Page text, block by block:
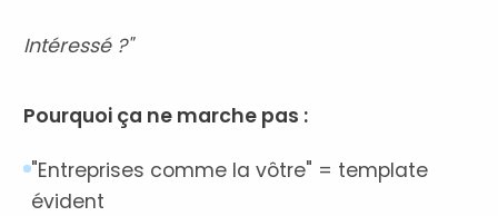
Intéressé ?"
Pourquoi ça ne marche pas :
"Entreprises comme la vôtre" = template
évident